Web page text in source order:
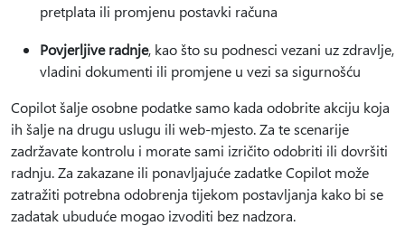
pretplata ili promjenu postavki računa
Povjerljive radnje, kao što su podnesci vezani uz zdravlje,
vladini dokumenti ili promjene u vezi sa sigurnošću
Copilot šalje osobne podatke samo kada odobrite akciju koja
ih šalje na drugu uslugu ili web-mjesto. Za te scenarije
zadržavate kontrolu i morate sami izričito odobriti ili dovršiti
radnju. Za zakazane ili ponavljajuće zadatke Copilot može
zatražiti potrebna odobrenja tijekom postavljanja kako bi se
zadatak ubuduće mogao izvoditi bez nadzora.